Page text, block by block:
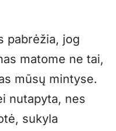
pabrėžia, jog
matome ne tai,
mūsų mintyse.
nutapyta, nes
sukyla